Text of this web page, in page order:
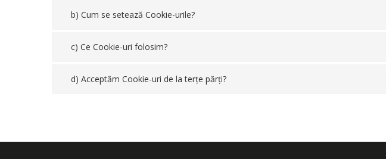
b) Cum se setează Cookie-urile?
c) Ce Cookie-uri folosim?
d) Acceptăm Cookie-uri de la terțe părți?